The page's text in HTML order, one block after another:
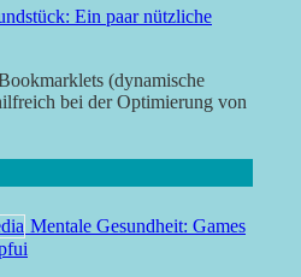
Ein paar nützliche
(dynamische
bei der Optimierung von
Mentale Gesundheit: Games